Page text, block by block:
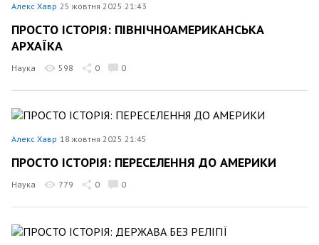
Алекс Хавр 25 жовтня 2025 21:43
ПРОСТО ІСТОРІЯ: ПІВНІЧНОАМЕРИКАНСЬКА
АРХАЇКА
Наука 598 0 0
Алекс Хавр 18 жовтня 2025 21:45
ПРОСТО ІСТОРІЯ: ПЕРЕСЕЛЕННЯ ДО АМЕРИКИ
Наука 779 0 0